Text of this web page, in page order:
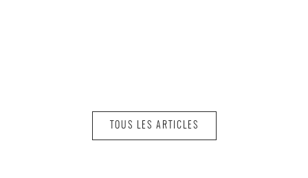
TOUS LES ARTICLES